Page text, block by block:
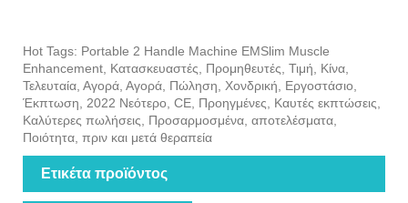
Hot Tags: Portable 2 Handle Machine EMSlim Muscle
Enhancement, Κατασκευαστές, Προμηθευτές, Τιμή, Κίνα,
Τελευταία, Αγορά, Αγορά, Πώληση, Χονδρική, Εργοστάσιο,
Έκπτωση, 2022 Νεότερο, CE, Προηγμένες, Καυτές εκπτώσεις,
Καλύτερες πωλήσεις, Προσαρμοσμένα, αποτελέσματα,
Ποιότητα, πριν και μετά θεραπεία
Ετικέτα προϊόντος